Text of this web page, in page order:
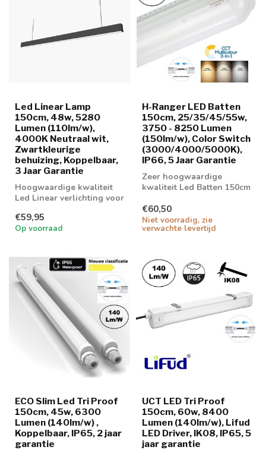
Led Linear Lamp
150cm, 48w, 5280
Lumen (110lm/w),
4000K Neutraal wit,
Zwartkleurige
behuizing, Koppelbaar,
3 Jaar Garantie
Hoogwaardige kwaliteit
Led Linear verlichting voor
werkplaatsen en...
€59,95
Op voorraad
H-Ranger LED Batten
150cm, 25/35/45/55w,
3750 - 8250 Lumen
(150lm/w), Color Switch
(3000/4000/5000K),
IP66, 5 Jaar Garantie
Zeer hoogwaardige
kwaliteit Led Batten 150cm
verhouding
€60,50
Niet voorradig, zie
verwachte levertijd
ECO Slim Led Tri Proof
150cm, 45w, 6300
Lumen (140lm/w) ,
Koppelbaar, IP65, 2 jaar
garantie
UCT LED Tri Proof
150cm, 60w, 8400
Lumen (140lm/w), Lifud
LED Driver, IK08, IP65, 5
jaar garantie